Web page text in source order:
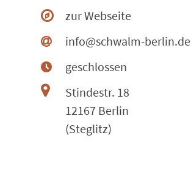
zur Webseite
info@schwalm-berlin.de
geschlossen
Stindestr. 18
12167 Berlin
(Steglitz)